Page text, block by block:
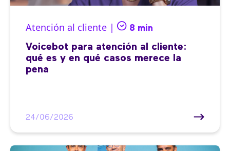
Atención al cliente | 8 min
Voicebot para atención al cliente:
qué es y en qué casos merece la
pena
24/06/2026